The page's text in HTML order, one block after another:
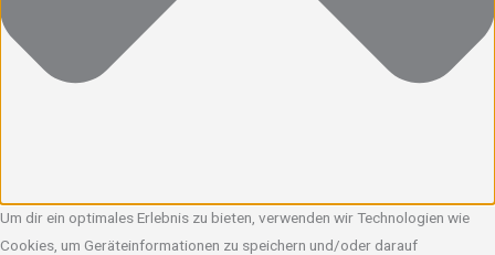
Um dir ein optimales Erlebnis zu bieten, verwenden wir Technologien wie
Cookies, um Geräteinformationen zu speichern und/oder darauf